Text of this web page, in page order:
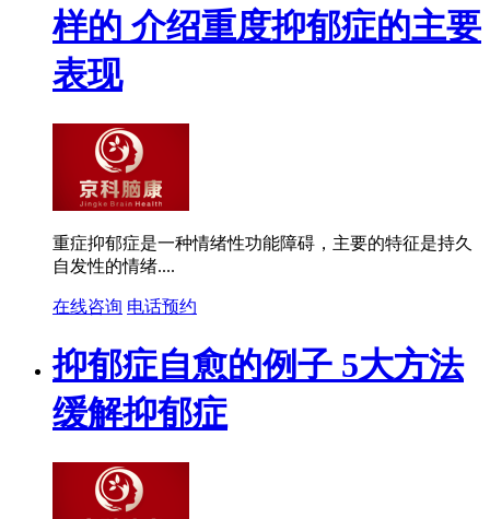
样的 介绍重度抑郁症的主要
表现
重症抑郁症是一种情绪性功能障碍，主要的特征是持久
自发性的情绪....
在线咨询 电话预约
抑郁症自愈的例子 5大方法
缓解抑郁症